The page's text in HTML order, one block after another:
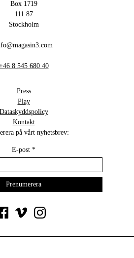
Box 1719
111 87
Stockholm
8 545 680 40
Press
Play
Dataskyddspolicy
Kontakt
på vårt nyhetsbrev:
E-post *